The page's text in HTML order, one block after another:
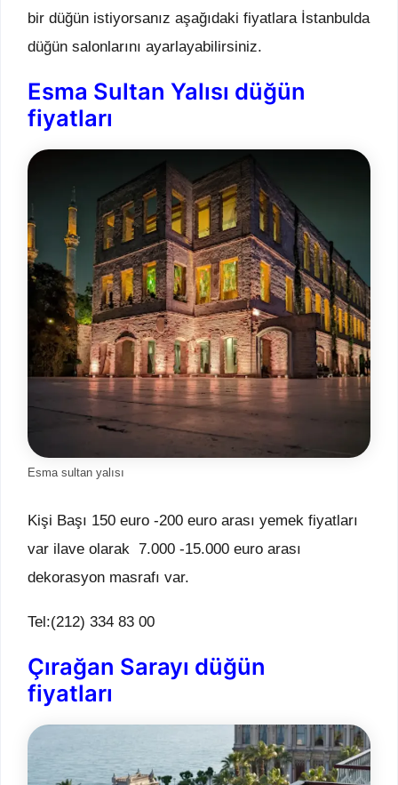
bir düğün istiyorsanız aşağıdaki fiyatlara İstanbulda
düğün salonlarını ayarlayabilirsiniz.
Esma Sultan Yalısı düğün
fiyatları
Esma sultan yalısı
Kişi Başı 150 euro -200 euro arası yemek fiyatları
var ilave olarak 7.000 -15.000 euro arası
dekorasyon masrafı var.
Tel:(212) 334 83 00
Çırağan Sarayı düğün
fiyatları